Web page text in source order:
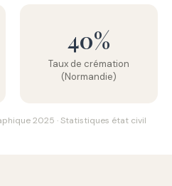
40%
Taux de crémation
(Normandie)
2025 · Statistiques état civil